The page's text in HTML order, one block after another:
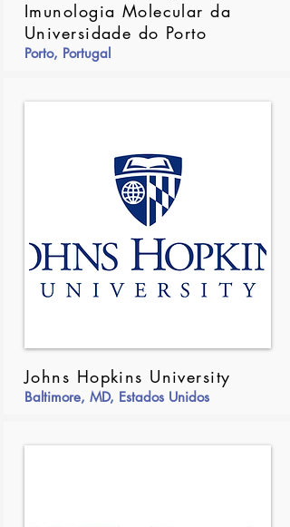
Imunologia Molecular da
Universidade do Porto
Porto, Portugal
Johns Hopkins University
Baltimore, MD, Estados Unidos